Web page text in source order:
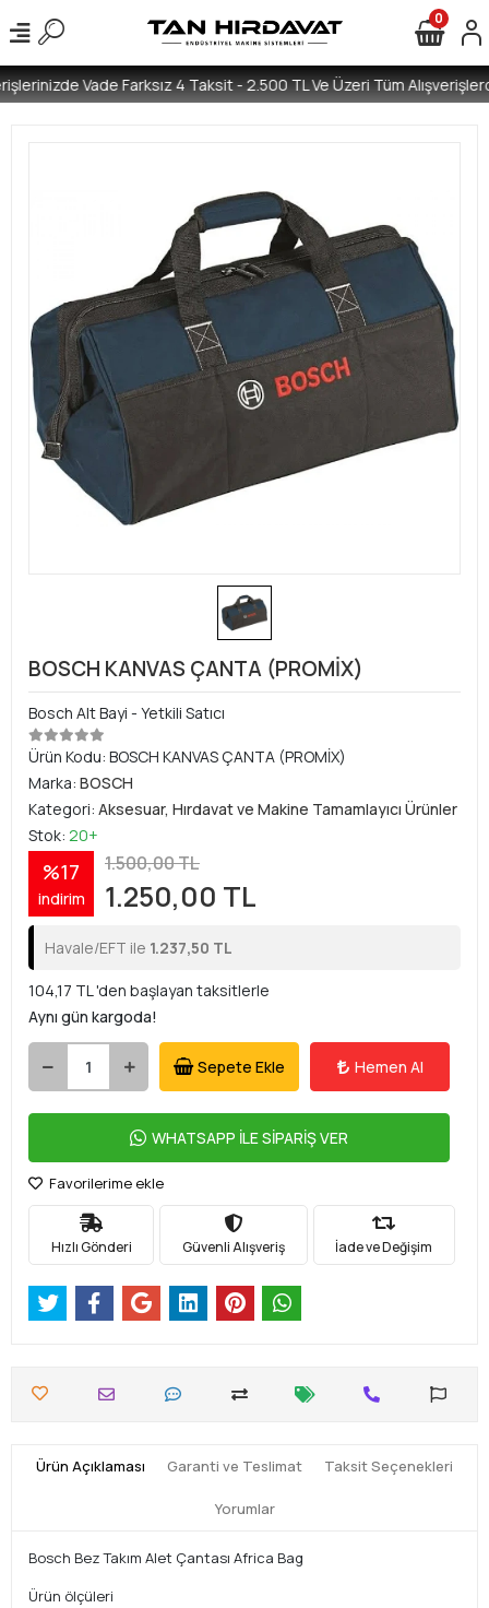
Vade Farksız 4 Taksit - 2.500 TL Ve Üzeri Tüm
0
BOSCH KANVAS ÇANTA (PROMİX)
Bosch Alt Bayi - Yetkili Satıcı
Ürün Kodu: BOSCH KANVAS ÇANTA (PROMİX)
Marka: BOSCH
Kategori: Aksesuar, Hırdavat ve Makine Tamamlayıcı Ürünler
Stok: 20+
%17
indirim
1.500,00 TL
1.250,00 TL
Havale/EFT ile 1.237,50 TL
104,17 TL 'den başlayan taksitlerle
Aynı gün kargoda!
Sepete Ekle Hemen Al
WHATSAPP İLE SİPARİŞ VER
Favorilerime ekle
Hızlı Gönderi Güvenli Alışveriş İade ve Değişim
Ürün Açıklaması Garanti ve Teslimat Taksit Seçenekleri
Yorumlar
Bosch Bez Takım Alet Çantası Africa Bag
Ürün ölçüleri